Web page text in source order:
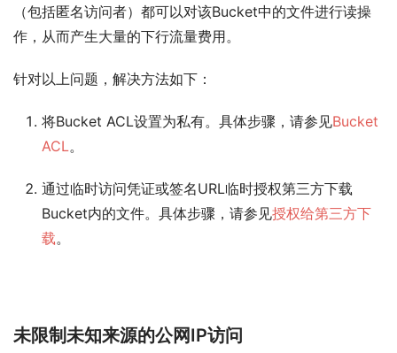
（包括匿名访问者）都可以对该Bucket中的文件进行读操
作，从而产生大量的下行流量费用。
针对以上问题，解决方法如下：
将Bucket ACL设置为私有。具体步骤，请参见Bucket
ACL。
通过临时访问凭证或签名URL临时授权第三方下载
Bucket内的文件。具体步骤，请参见授权给第三方下
载。
未限制未知来源的公网IP访问